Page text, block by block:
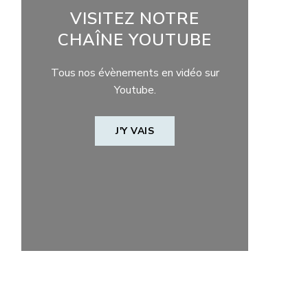
VISITEZ NOTRE
CHAÎNE YOUTUBE
Tous nos évènements en vidéo sur
Youtube.
J'Y VAIS